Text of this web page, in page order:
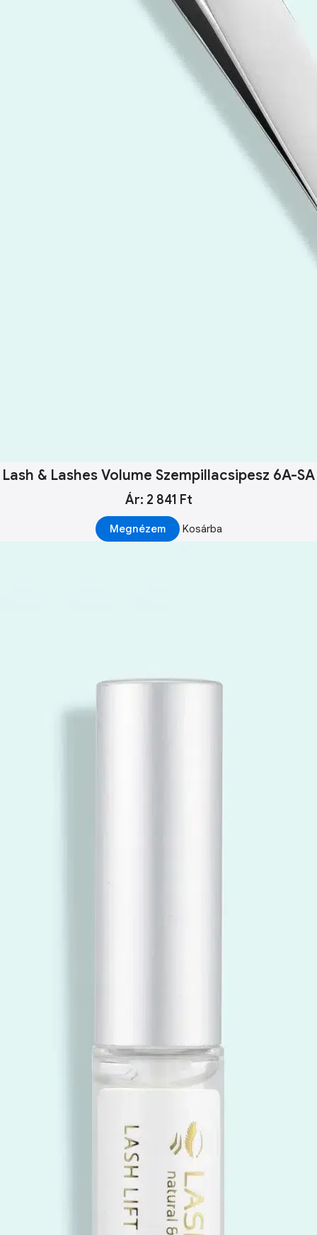
Lash & Lashes Volume Szempillacsipesz 6A-SA
Ár: 2 841 Ft
Megnézem Kosárba